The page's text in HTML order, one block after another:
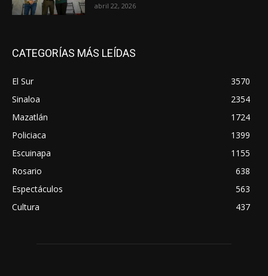
abril 22, 2026
CATEGORÍAS MÁS LEÍDAS
El Sur
3570
Sinaloa
2354
Mazatlán
1724
Policiaca
1399
Escuinapa
1155
Rosario
638
Espectáculos
563
Cultura
437